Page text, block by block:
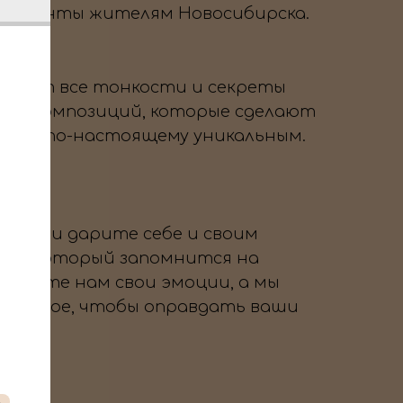
моменты жителям Новосибирска.
все тонкости и секреты
композиций, которые сделают
по-настоящему уникальным.
нам и дарите себе и своим
который запомнится на
нам свои эмоции, а мы
чтобы оправдать ваши